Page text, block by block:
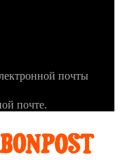
почты
почте.